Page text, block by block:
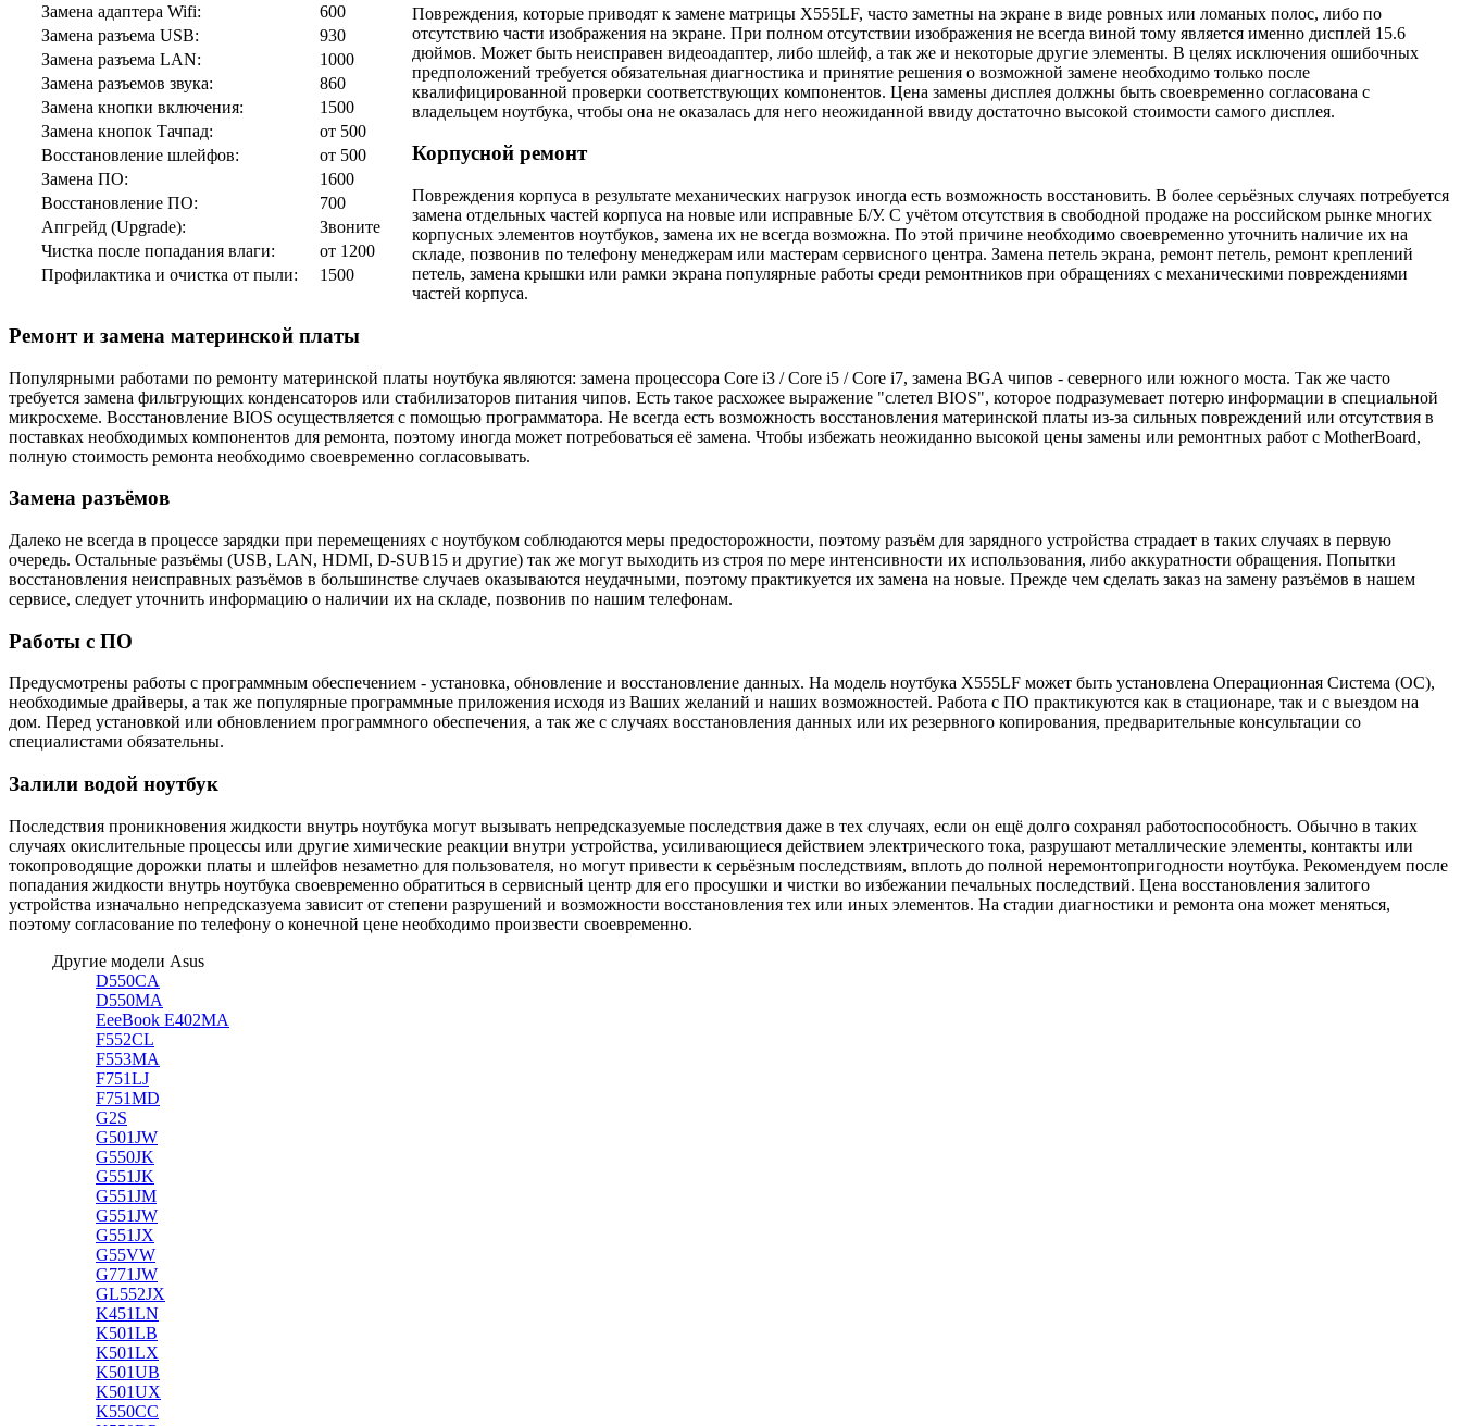
Замена адаптера Wifi:
600
Замена разъeма USB:
930
Замена разъeма LAN:
1000
Замена разъeмов звука:
860
Замена кнопки включения:
1500
Замена кнопок Тачпад:
от 500
Восстановление шлейфов:
от 500
Замена ПО:
1600
Восстановление ПО:
700
Апгрейд (Upgrade):
Звоните
Чистка после попадания влаги:
от 1200
Профилактика и очистка от пыли:
1500
Повреждения, которые приводят к замене матрицы X555LF, часто заметны на экране в виде ровных или ломаных полос, либо по
отсутствию части изображения на экране. При полном отсутствии изображения не всегда виной тому является именно дисплей 15.6
дюймов. Может быть неисправен видеоадаптер, либо шлейф, а так же и некоторые другие элементы. В целях исключения ошибочных
предположений требуется обязательная диагностика и принятие решения о возможной замене необходимо только после
квалифицированной проверки соответствующих компонентов. Цена замены дисплея должны быть своевременно согласована с
владельцем ноутбука, чтобы она не оказалась для него неожиданной ввиду достаточно высокой стоимости самого дисплея.
Корпусной ремонт
Повреждения корпуса в результате механических нагрузок иногда есть возможность восстановить. В более серьёзных случаях потребуется
замена отдельных частей корпуса на новые или исправные Б/У. С учётом отсутствия в свободной продаже на российском рынке многих
корпусных элементов ноутбуков, замена их не всегда возможна. По этой причине необходимо своевременно уточнить наличие их на
складе, позвонив по телефону менеджерам или мастерам сервисного центра. Замена петель экрана, ремонт петель, ремонт креплений
петель, замена крышки или рамки экрана популярные работы среди ремонтников при обращениях с механическими повреждениями
частей корпуса.
Ремонт и замена материнской платы
Популярными работами по ремонту материнской платы ноутбука являются: замена процессора Core i3 / Core i5 / Core i7, замена BGA чипов - северного или южного моста. Так же часто
требуется замена фильтрующих конденсаторов или стабилизаторов питания чипов. Есть такое расхожее выражение "слетел BIOS", которое подразумевает потерю информации в специальной
микросхеме. Восстановление BIOS осуществляется с помощью программатора. Не всегда есть возможность восстановления материнской платы из-за сильных повреждений или отсутствия в
поставках необходимых компонентов для ремонта, поэтому иногда может потребоваться её замена. Чтобы избежать неожиданно высокой цены замены или ремонтных работ с MotherBoard,
полную стоимость ремонта необходимо своевременно согласовывать.
Замена разъёмов
Далеко не всегда в процессе зарядки при перемещениях с ноутбуком соблюдаются меры предосторожности, поэтому разъём для зарядного устройства страдает в таких случаях в первую
очередь. Остальные разъёмы (USB, LAN, HDMI, D-SUB15 и другие) так же могут выходить из строя по мере интенсивности их использования, либо аккуратности обращения. Попытки
восстановления неисправных разъёмов в большинстве случаев оказываются неудачными, поэтому практикуется их замена на новые. Прежде чем сделать заказ на замену разъёмов в нашем
сервисе, следует уточнить информацию о наличии их на складе, позвонив по нашим телефонам.
Работы с ПО
Предусмотрены работы с программным обеспечением - установка, обновление и восстановление данных. На модель ноутбука X555LF может быть установлена Операционная Система (ОС),
необходимые драйверы, а так же популярные программные приложения исходя из Ваших желаний и наших возможностей. Работа с ПО практикуются как в стационаре, так и с выездом на
дом. Перед установкой или обновлением программного обеспечения, а так же с случаях восстановления данных или их резервного копирования, предварительные консультации со
специалистами обязательны.
Залили водой ноутбук
Последствия проникновения жидкости внутрь ноутбука могут вызывать непредсказуемые последствия даже в тех случаях, если он ещё долго сохранял работоспособность. Обычно в таких
случаях окислительные процессы или другие химические реакции внутри устройства, усиливающиеся действием электрического тока, разрушают металлические элементы, контакты или
токопроводящие дорожки платы и шлейфов незаметно для пользователя, но могут привести к серьёзным последствиям, вплоть до полной неремонтопригодности ноутбука. Рекомендуем после
попадания жидкости внутрь ноутбука своевременно обратиться в сервисный центр для его просушки и чистки во избежании печальных последствий. Цена восстановления залитого
устройства изначально непредсказуема зависит от степени разрушений и возможности восстановления тех или иных элементов. На стадии диагностики и ремонта она может меняться,
поэтому согласование по телефону о конечной цене необходимо произвести своевременно.
Другие модели Asus
D550CA
D550MA
EeeBook E402MA
F552CL
F553MA
F751LJ
F751MD
G2S
G501JW
G550JK
G551JK
G551JM
G551JW
G551JX
G55VW
G771JW
GL552JX
K451LN
K501LB
K501LX
K501UB
K501UX
K550CC